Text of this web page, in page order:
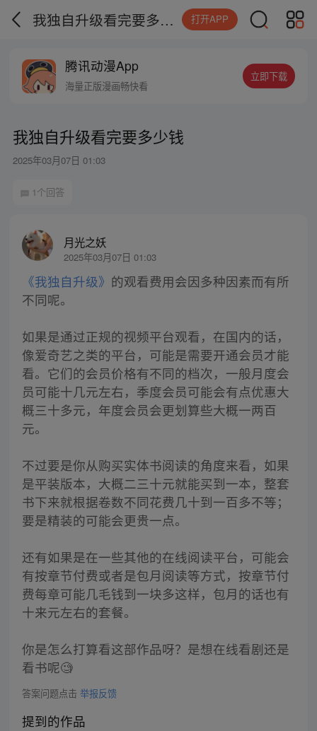
我独自升级看完要多少钱 打开APP
腾讯动漫App
海量正版漫画畅快看
立即下载
我独自升级看完要多少钱
2025年03月07日 01:03
1个回答
月光之妖
2025年03月07日 01:03
《我独自升级》 的观看费用会因多种因素而有所
不同呢。
如果是通过正规的视频平台观看，在国内的话，
像爱奇艺之类的平台，可能是需要开通会员才能
看。它们的会员价格有不同的档次，一般月度会
员可能十几元左右，季度会员可能会有点优惠大
概三十多元，年度会员会更划算些大概一两百
元。
不过要是你从购买实体书阅读的角度来看，如果
是平装版本，大概二三十元就能买到一本，整套
书下来就根据卷数不同花费几十到一百多不等；
要是精装的可能会更贵一点。
还有如果是在一些其他的在线阅读平台，可能会
有按章节付费或者是包月阅读等方式，按章节付
费每章可能几毛钱到一块多这样，包月的话也有
十来元左右的套餐。
你是怎么打算看这部作品呀？是想在线看剧还是
看书呢🧐
答案问题点击 举报反馈
提到的作品